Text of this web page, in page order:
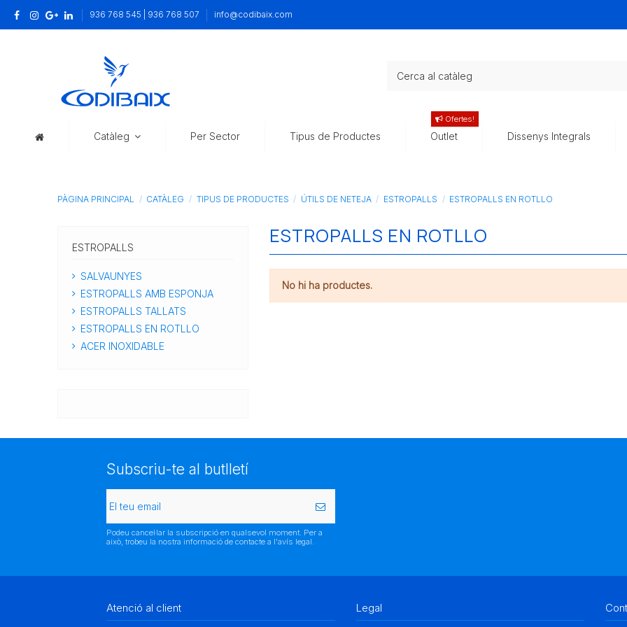
936 768 545 | 936 768 507 info@codibaix.com
Catàleg Per Sector Tipus de Productes Outlet
Ofertes!
Dissenys Integrals
PÀGINA PRINCIPAL CATÀLEG TIPUS DE PRODUCTES ÚTILS DE NETEJA ESTROPALLS ESTROPALLS EN ROTLLO
ESTROPALLS EN ROTLLO
No hi ha productes.
ESTROPALLS
SALVAUNYES
ESTROPALLS AMB ESPONJA
ESTROPALLS TALLATS
ESTROPALLS EN ROTLLO
ACER INOXIDABLE
Subscriu-te al butlletí
Podeu cancel·lar la subscripció en qualsevol moment. Per a
això, trobeu la nostra informació de contacte a l'avís legal.
Atenció al client Legal